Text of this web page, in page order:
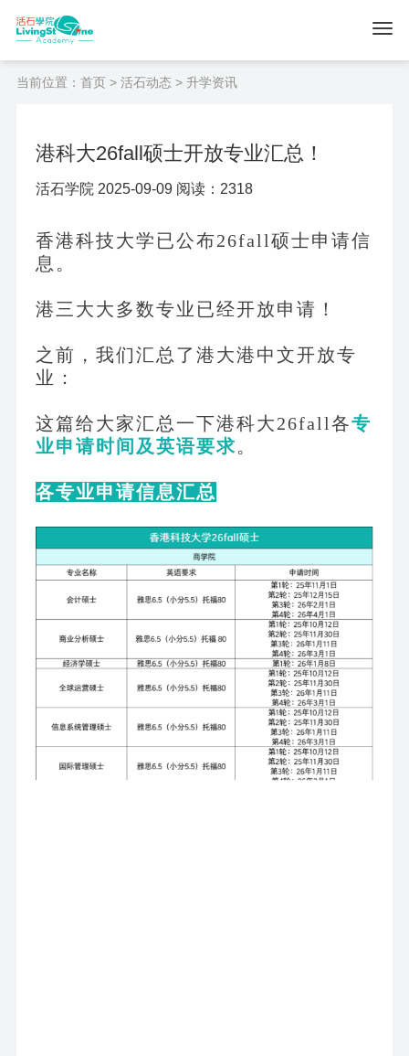
当前位置： 首页> 活石动态> 升学资讯
港科大26fall硕士开放专业汇总！
活石学院 2025-09-09 阅读：2318
香港科技大学已公布26fall硕士申请信
息。
港三大大多数专业已经开放申请！
之前，我们汇总了港大港中文开放专
业：
这篇给大家汇总一下港科大26fall各专
业申请时间及英语要求。
各专业申请信息汇总